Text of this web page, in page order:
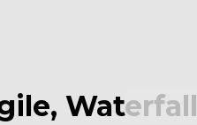
Waterfall